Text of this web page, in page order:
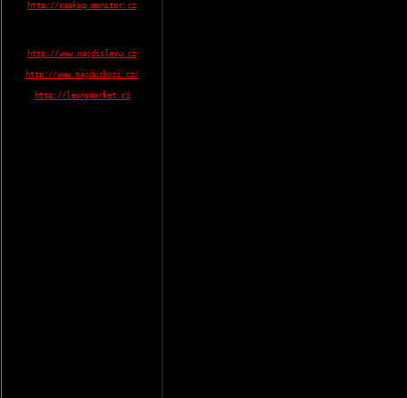
http://naakup.monitor.cz
http://www.najdislevu.cz
http://www.najduzbozi.cz/
http://levnymarket.cz